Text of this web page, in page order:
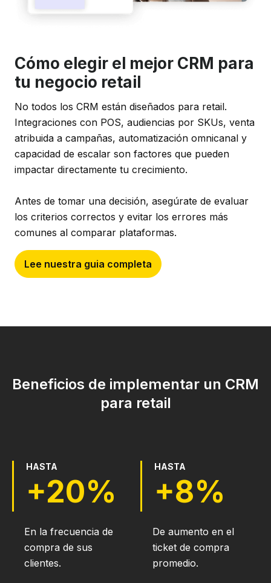
Cómo elegir el mejor CRM para
tu negocio retail
No todos los CRM están diseñados para retail.
Integraciones con POS, audiencias por SKUs, venta
atribuida a campañas, automatización omnicanal y
capacidad de escalar son factores que pueden
impactar directamente tu crecimiento.
Antes de tomar una decisión, asegúrate de evaluar
los criterios correctos y evitar los errores más
comunes al comparar plataformas.
Lee nuestra guia completa
Beneficios de implementar un CRM
para retail
HASTA
+20%
En la frecuencia de
compra de sus
clientes.
HASTA
+8%
De aumento en el
ticket de compra
promedio.